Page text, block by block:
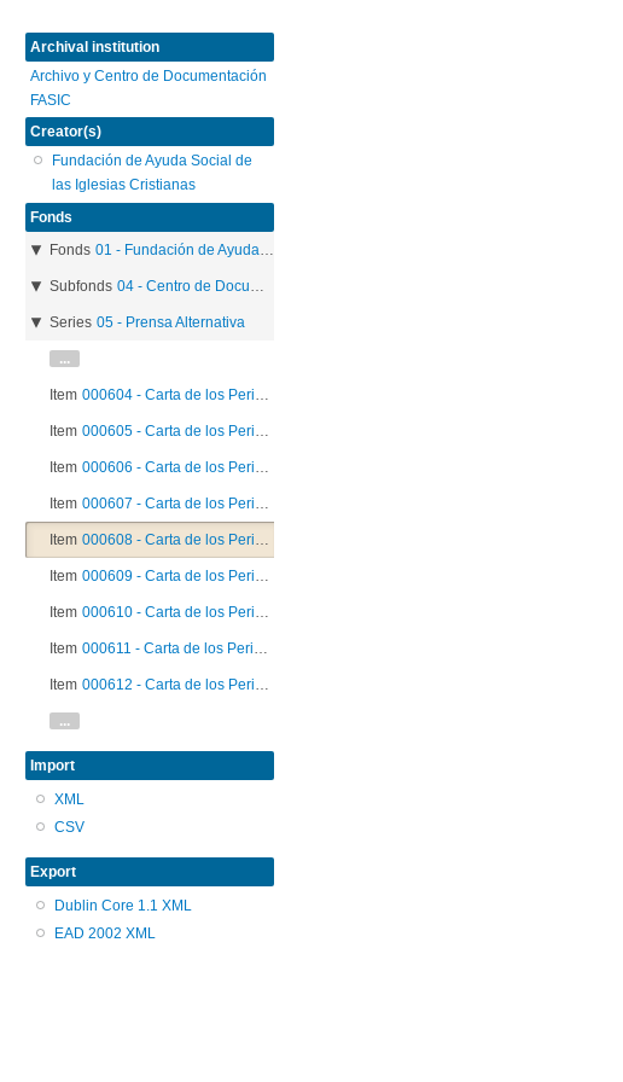
Archival institution
Archivo y Centro de Documentación
FASIC
Creator(s)
Fundación de Ayuda Social de
las Iglesias Cristianas
Fonds
Fonds 01 - Fundación de Ayuda Social de las Iglesias Cristianas
Subfonds 04 - Centro de Documentación
Series 05 - Prensa Alternativa
...
Item 000604 - Carta de los Periodistas
Item 000605 - Carta de los Periodistas
Item 000606 - Carta de los Periodistas
Item 000607 - Carta de los Periodistas
Item 000608 - Carta de los Periodistas
Item 000609 - Carta de los Periodistas
Item 000610 - Carta de los Periodistas
Item 000611 - Carta de los Periodistas
Item 000612 - Carta de los Periodistas
...
Import
XML
CSV
Export
Dublin Core 1.1 XML
EAD 2002 XML